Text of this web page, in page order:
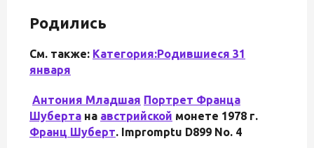
Родились
См. также: Категория:Родившиеся 31
января
Антония Младшая Портрет Франца
Шуберта на австрийской монете 1978 г.
Франц Шуберт. Impromptu D899 No. 4